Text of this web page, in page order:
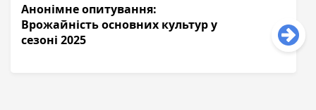
Анонімне опитування:
Врожайність основних культур у
сезоні 2025